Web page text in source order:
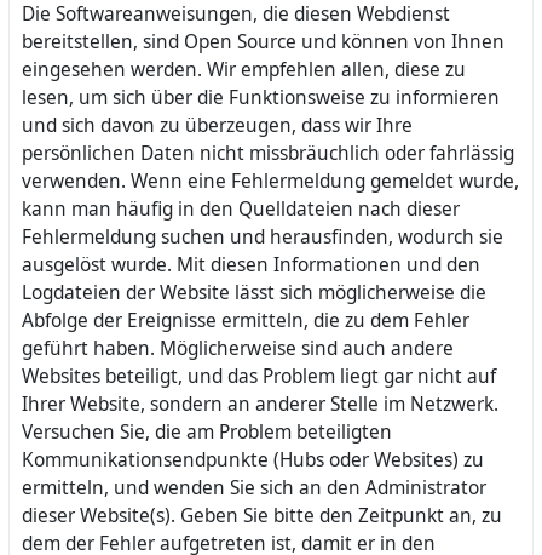
Die Softwareanweisungen, die diesen Webdienst
bereitstellen, sind Open Source und können von Ihnen
eingesehen werden. Wir empfehlen allen, diese zu
lesen, um sich über die Funktionsweise zu informieren
und sich davon zu überzeugen, dass wir Ihre
persönlichen Daten nicht missbräuchlich oder fahrlässig
verwenden. Wenn eine Fehlermeldung gemeldet wurde,
kann man häufig in den Quelldateien nach dieser
Fehlermeldung suchen und herausfinden, wodurch sie
ausgelöst wurde. Mit diesen Informationen und den
Logdateien der Website lässt sich möglicherweise die
Abfolge der Ereignisse ermitteln, die zu dem Fehler
geführt haben. Möglicherweise sind auch andere
Websites beteiligt, und das Problem liegt gar nicht auf
Ihrer Website, sondern an anderer Stelle im Netzwerk.
Versuchen Sie, die am Problem beteiligten
Kommunikationsendpunkte (Hubs oder Websites) zu
ermitteln, und wenden Sie sich an den Administrator
dieser Website(s). Geben Sie bitte den Zeitpunkt an, zu
dem der Fehler aufgetreten ist, damit er in den